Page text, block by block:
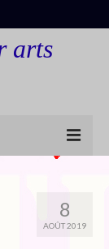
8
AOÛT 2019